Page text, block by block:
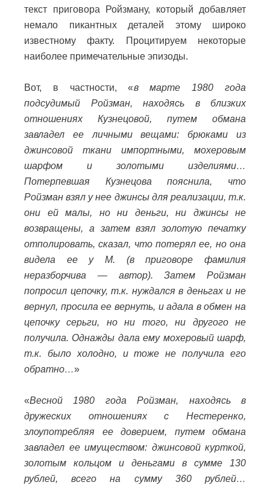
текст приговора Ройзману, который добавляет
немало пикантных деталей этому широко
известному факту. Процитируем некоторые
наиболее примечательные эпизоды.
Вот, в частности, «в марте 1980 года
подсудимый Ройзман, находясь в близких
отношениях Кузнецовой, путем обмана
завладел ее личными вещами: брюками из
джинсовой ткани импортными, мохеровым
шарфом и золотыми изделиями…
Потерпевшая Кузнецова пояснила, что
Ройзман взял у нее джинсы для реализации, т.к.
они ей малы, но ни деньги, ни джинсы не
возвращены, а затем взял золотую печатку
отполировать, сказал, что потерял ее, но она
видела ее у М. (в приговоре фамилия
неразборчива — автор). Затем Ройзман
попросил цепочку, т.к. нуждался в деньгах и не
вернул, просила ее вернуть, и адала в обмен на
цепочку серьги, но ни того, ни другого не
получила. Однажды дала ему мохеровый шарф,
т.к. было холодно, и тоже не получила его
обратно…»
«Весной 1980 года Ройзман, находясь в
дружеских отношениях с Нестеренко,
злоупотребляя ее доверием, путем обмана
завладел ее имуществом: джинсовой курткой,
золотым кольцом и деньгами в сумме 130
рублей, всего на сумму 360 рублей…